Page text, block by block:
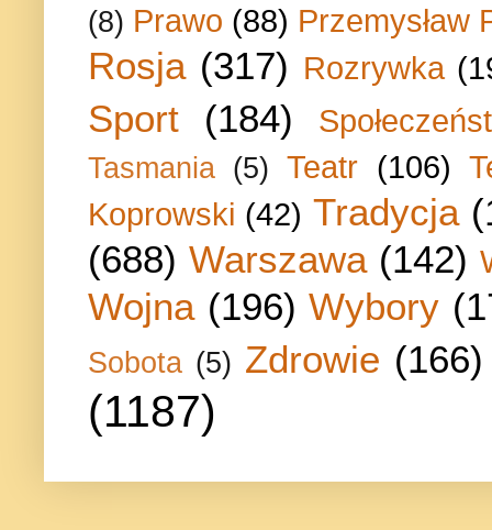
(8) Prawo (88) Przemysław
Rosja (317) Rozrywka
Sport (184)
Tasmania (5) Teatr (106)
Koprowski (42) Tradycja
(688) Warszawa (142)
Wojna (196) Wybory
Sobota (5) Zdrowie (166)
(1187)